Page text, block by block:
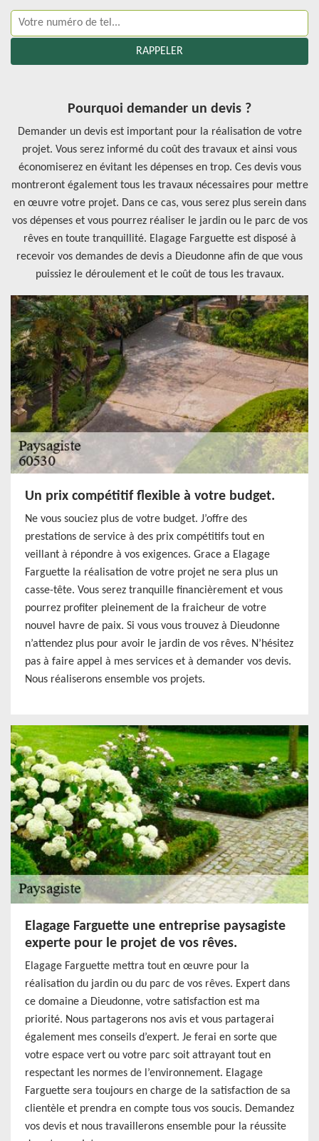
Pourquoi demander un devis ?
Demander un devis est important pour la réalisation de votre
projet. Vous serez informé du coût des travaux et ainsi vous
économiserez en évitant les dépenses en trop. Ces devis vous
montreront également tous les travaux nécessaires pour mettre
en œuvre votre projet. Dans ce cas, vous serez plus serein dans
vos dépenses et vous pourrez réaliser le jardin ou le parc de vos
rêves en toute tranquillité. Elagage Farguette est disposé à
recevoir vos demandes de devis a Dieudonne afin de que vous
puissiez le déroulement et le coût de tous les travaux.
Un prix compétitif flexible à votre budget.
Ne vous souciez plus de votre budget. J’offre des
prestations de service à des prix compétitifs tout en
veillant à répondre à vos exigences. Grace a Elagage
Farguette la réalisation de votre projet ne sera plus un
casse-tête. Vous serez tranquille financièrement et vous
pourrez profiter pleinement de la fraicheur de votre
nouvel havre de paix. Si vous vous trouvez à Dieudonne
n’attendez plus pour avoir le jardin de vos rêves. N’hésitez
pas à faire appel à mes services et à demander vos devis.
Nous réaliserons ensemble vos projets.
Elagage Farguette une entreprise paysagiste
experte pour le projet de vos rêves.
Elagage Farguette mettra tout en œuvre pour la
réalisation du jardin ou du parc de vos rêves. Expert dans
ce domaine a Dieudonne, votre satisfaction est ma
priorité. Nous partagerons nos avis et vous partagerai
également mes conseils d’expert. Je ferai en sorte que
votre espace vert ou votre parc soit attrayant tout en
respectant les normes de l’environnement. Elagage
Farguette sera toujours en charge de la satisfaction de sa
clientèle et prendra en compte tous vos soucis. Demandez
vos devis et nous travaillerons ensemble pour la réussite